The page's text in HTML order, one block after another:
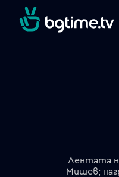
Лентата
Мишев;